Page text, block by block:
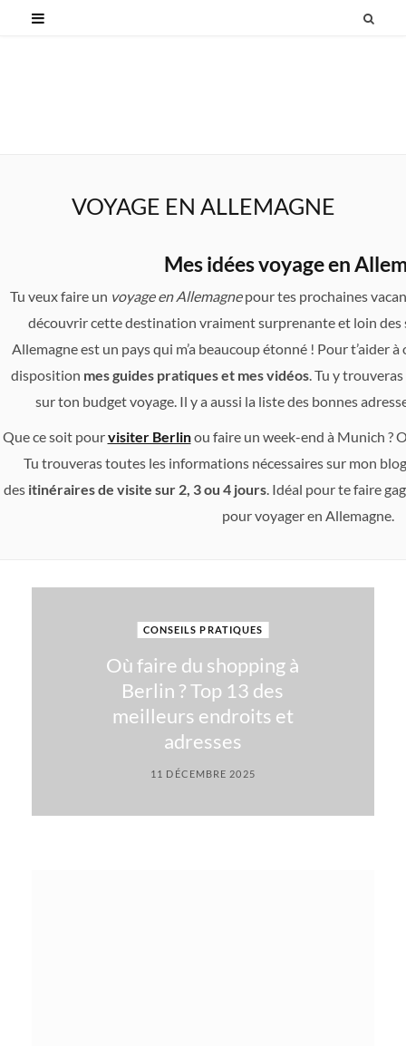
VOYAGE EN ALLEMAGNE
Mes idées voyage en
Tu veux faire un voyage en Allemagnepour tes prochaines
découvrir cette destination vraiment surprenante et loin des
Allemagne est un pays qui m’a beaucoup étonné ! Pour t’aider
disposition mes guides pratiques et mes vidéos. Tu y
sur ton budget voyage. Il y a aussi la liste des bonnes
Que ce soit pourvisiter Berlinou faire un week-end à Munich ?
Tu trouveras toutes les informations nécessaires sur mon blog
des itinéraires de visite sur 2, 3 ou 4 jours. Idéal pour te faire
pour voyager en Allemagne.
CONSEILS PRATIQUES
Où faire du shopping à
Berlin ? Top 13 des
meilleurs endroits et
adresses
11 DÉCEMBRE 2025